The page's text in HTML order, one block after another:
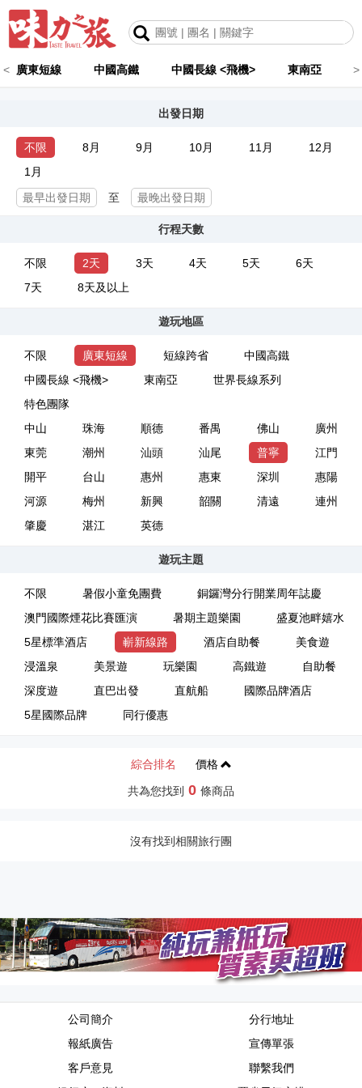
< 廣東短線 中國高鐵 中國長線 <飛機> 東南亞 >
出發日期
不限 8月 9月 10月 11月
12月
1月
至
行程天數
不限 2天 3天 4天 5天
6天
7天
8天及以上
遊玩地區
不限 廣東短線 短線跨省
中國高鐵
中國長線 <飛機>
東南亞
世界長線系列
特色團隊
中山
珠海 順德 番禺 佛山
廣州
東莞
潮州 汕頭 汕尾 普寧
江門
開平
台山 惠州 惠東 深圳
惠陽
河源
梅州 新興 韶關 清遠
連州
肇慶
湛江 英德
遊玩主題
不限 暑假小童免團費
銅鑼灣分行開業周年誌慶
澳門國際煙花比賽匯演
暑期主題樂園
盛夏池畔嬉水
5星標準酒店
嶄新線路 酒店自助餐
美食遊
浸溫泉
美景遊 玩樂園 高鐵遊
自助餐
深度遊
直巴出發 直航船
國際品牌酒店
5星國際品牌
同行優惠
綜合排名 價格
共為您找到 0 條商品
沒有找到相關旅行團
公司簡介
分行地址
報紙廣告
宣傳單張
客戶意見
聯繫我們